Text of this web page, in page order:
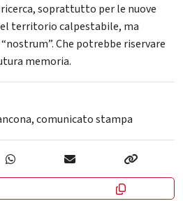
soprattutto per le nuove
territorio calpestabile, ma
Che potrebbe riservare
memoria.
,comunicato stampa